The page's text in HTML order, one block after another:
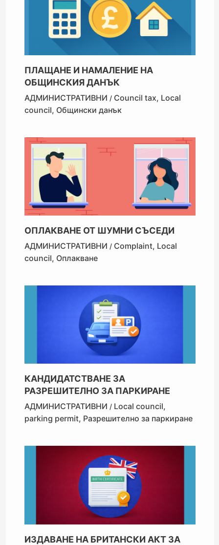
ПЛАЩАНЕ И НАМАЛЕНИЕ НА
ОБЩИНСКИЯ ДАНЪК
АДМИНИСТРАТИВНИ / Council tax, Local
council, Общински данък
ОПЛАКВАНЕ ОТ ШУМНИ СЪСЕДИ
АДМИНИСТРАТИВНИ / Complaint, Local
council, Оплакване
КАНДИДАТСТВАНЕ ЗА
РАЗРЕШИТЕЛНО ЗА ПАРКИРАНЕ
АДМИНИСТРАТИВНИ / Local council,
parking permit, Разрешително за паркиране
ИЗДАВАНЕ НА БРИТАНСКИ АКТ ЗА